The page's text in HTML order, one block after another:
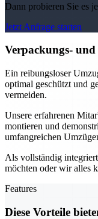
Dann probieren Sie es
Jetzt Anfrage starten
Verpackungs-
Ein reibungsloser
optimal geschützt und
vermeiden.
Unsere erfahrenen
montieren und
umfangreichen
Als vollständig
möchten oder wir alles
Features
Diese Vorteile